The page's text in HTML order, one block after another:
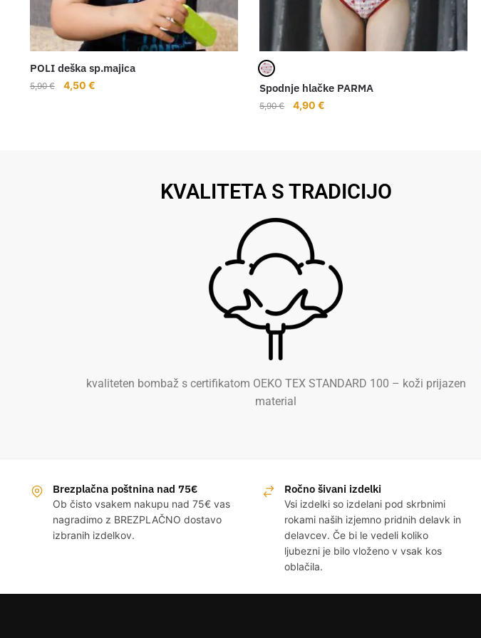
POLI deška sp.majica
5,90€ 4,50 € Spodnje hlačke PARMA
5,90€ 4,90€
KVALITETA S TRADICIJO
kvaliteten bombaž s certifikatom OEKO TEX STANDARD 100 – koži prijazen
material
Brezplačna poštnina nad 75€
Ob čisto vsakem nakupu nad 75€ vas
nagradimo z BREZPLAČNO dostavo
izbranih izdelkov.
Ročno šivani izdelki
Vsi izdelki so izdelani pod skrbnimi
rokami naših izjemno pridnih delavk in
delavcev. Če bi le vedeli koliko
ljubezni je bilo vloženo v vsak kos
oblačila.